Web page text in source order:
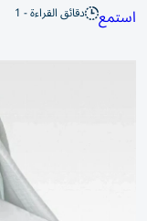
استمع دقائق القراءة - 1